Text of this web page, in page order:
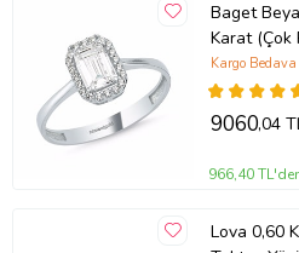
Baget
Karat (Çok
Kargo Bedava
9060,04
966,40
Lova 0,60